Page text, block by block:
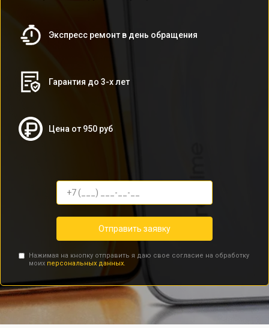
Экспресс ремонт в день обращения
Гарантия до 3-х лет
Цена от 950 руб
Отправить заявку
Нажимая на кнопку отправить я даю свое согласие на обработку
моих персональных данных.